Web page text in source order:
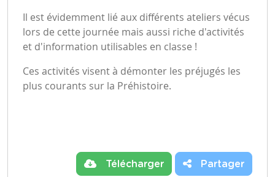
Il est évidemment lié aux différents ateliers vécus
lors de cette journée mais aussi riche d'activités
et d'information utilisables en classe !
Ces activités visent à démonter les préjugés les
plus courants sur la Préhistoire.
Télécharger Partager